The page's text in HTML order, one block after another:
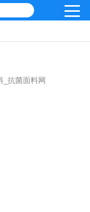
_抗菌面料网